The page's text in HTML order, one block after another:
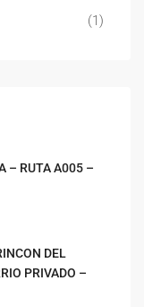
(1)
– RUTA A005 –
DEL
PRIVADO –